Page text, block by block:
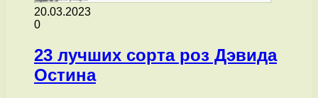
20.03.2023
0
23 лучших сорта роз Дэвида
Остина